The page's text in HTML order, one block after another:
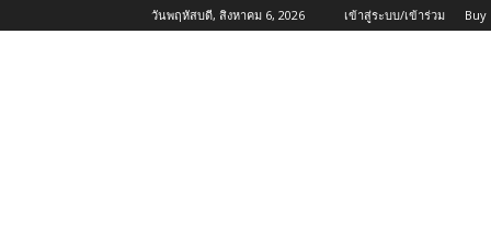
วันพฤหัสบดี, สิงหาคม 6, 2026 เข้าสู่ระบบ/เข้าร่วม Buy